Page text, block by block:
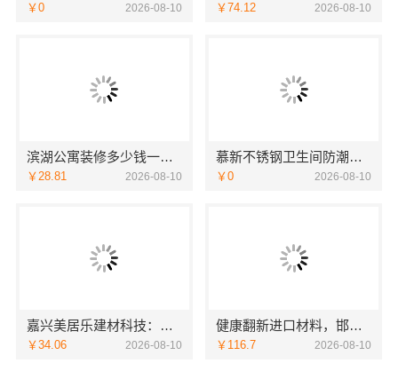
￥0 2026-08-10 ￥74.12 2026-08-10
滨湖公寓装修多少钱一平？无锡亿莱居装饰工程材料有限公司报价公开
￥28.81 2026-08-10
慕新不锈钢卫生间防潮防火定制服务
￥0 2026-08-10
嘉兴美居乐建材科技：新房装修空间规划案例
￥34.06 2026-08-10
健康翻新进口材料，邯郸至臻全宅新材料有限公司打造理想居所
￥116.7 2026-08-10